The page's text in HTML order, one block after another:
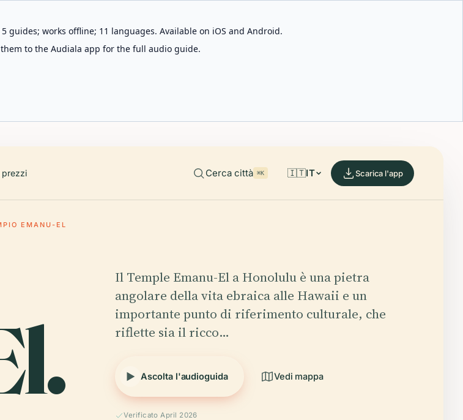
guides; works offline; 11 languages. Available on iOS and Android.
to the Audiala app for the full audio guide.
prezzi Cerca città ⌘K 🇮🇹IT Scarica l'app
EMANU-EL
Il Temple Emanu-El a Honolulu è una pietra
angolare della vita ebraica alle Hawaii e un
importante punto di riferimento culturale, che
riflette sia il ricco…
Ascolta l'audioguida Vedi mappa
Verificato April 2026